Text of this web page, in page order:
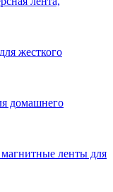
жесткого
домашнего
ленты для